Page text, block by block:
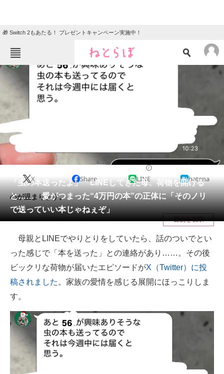
🎁 Switch 2もあたる！ プレゼントキャンペーン実施中！
ねとらぼメニュー
ニュース
エンタメ
グルメ
住まい
リサーチ
会員記事
メディア
注目記事を集めた総合ページ
ITの今と未来を見通す
スマホと通信の最新トレンド
進化するPCとデバイスの未来
ビジネスと働き方のヒント
AI活用のいまが分かる
「虫の本送ったよ」 LINEしてきた母、荷物を開ける
と…… 愛がつまった“4万円の本”の正体に「そのノリ
で送っていい本じゃねぇぞ」
X Share LINE hatena
心が温まります。
目次を表示
母親とLINEでやりとりをしていたら、話のついでとい
った感じで「本を送った」との連絡があり……。その後
ビックリな荷物が届いたエピソードがX（Twitter）に投
稿されました 。家族の愛情を感じる展開にほっこりしま
す。